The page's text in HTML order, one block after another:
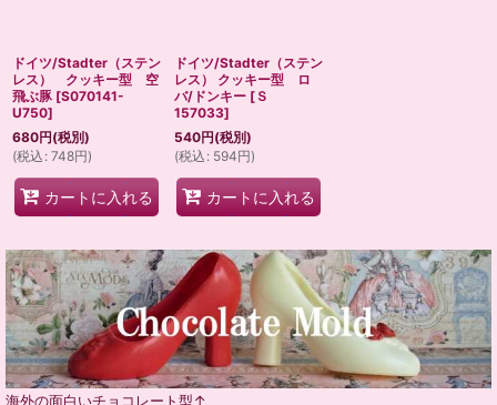
ドイツ/Stadter（ステン
レス） クッキー型 空
飛ぶ豚 [S070141-
U750]
680円(税別)
(税込 : 748円)
カートに入れる
ドイツ/Stadter（ステン
レス） クッキー型 ロ
バ/ドンキー [Ｓ
157033]
540円(税別)
(税込 : 594円)
カートに入れる
海外の面白いチョコレート型↑